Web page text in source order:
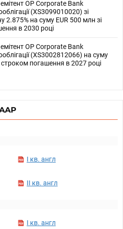
OP Corporate Bank
(XS3099010020) зі
2.875% на суму EUR 500 млн зі
в 2030 році
OP Corporate Bank
(XS3002812066) на суму
строком погашення в 2027 році
I кв. англ
II кв. англ
I кв. англ